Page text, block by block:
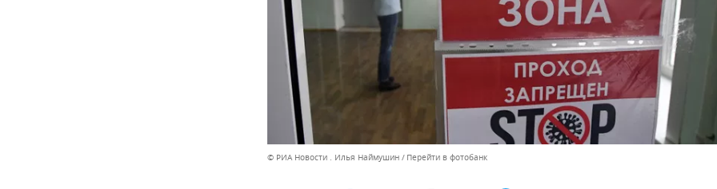
© РИА Новости . Илья Наймушин Перейти в фотобанк